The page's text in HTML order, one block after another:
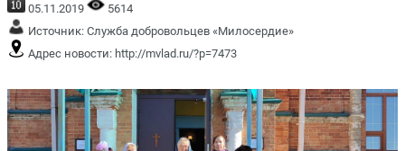
05.11.2019
5614
Источник: Служба добровольцев «Милосердие»
Адрес новости: http://mvlad.ru/?p=7473